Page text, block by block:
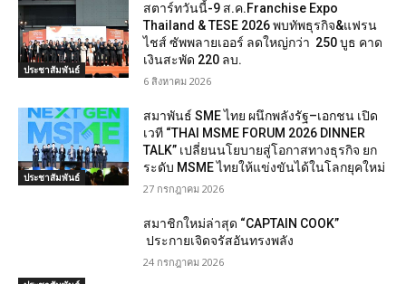
ประชาสัมพันธ์
สตาร์ทวันนี้-9 ส.ค.Franchise Expo
Thailand & TESE 2026 พบทัพธุรกิจ&แฟรน
ไชส์ ซัพพลายเออร์ ลดใหญ่กว่า 250 บูธ คาด
เงินสะพัด 220 ลบ.
6 สิงหาคม 2026
ประชาสัมพันธ์
สมาพันธ์ SME ไทย ผนึกพลังรัฐ–เอกชน เปิด
เวที “THAI MSME FORUM 2026 DINNER
TALK” เปลี่ยนนโยบายสู่โอกาสทางธุรกิจ ยก
ระดับ MSME ไทยให้แข่งขันได้ในโลกยุคใหม่
27 กรกฎาคม 2026
สมาชิกใหม่ล่าสุด “CAPTAIN COOK”
ประกายเจิดจรัสอันทรงพลัง
24 กรกฎาคม 2026